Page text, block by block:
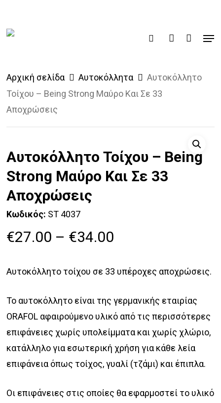
mainProducts
search account
Αρχική σελίδα Αυτοκόλλητα
Αυτοκόλλητο
Τοίχου – Being Strong Μαύρο Και Σε 33
Αποχρώσεις
Αυτοκόλλητο Τοίχου – Being
Strong Μαύρο Και Σε 33
Αποχρώσεις
Κωδικός: ST 4037
€27.00 – €34.00
€27.00
through
€34.00
Αυτοκόλλητο τοίχου σε 33 υπέροχες αποχρώσεις.
Το αυτοκόλλητο είναι της γερμανικής εταιρίας
ORAFOL αφαιρούμενο υλικό από τις περισσότερες
επιφάνειες χωρίς υπολείμματα και χωρίς χλώριο,
κατάλληλο για εσωτερική χρήση για κάθε λεία
επιφάνεια όπως τοίχος, γυαλί (τζάμι) και έπιπλα.
Οι επιφάνειες στις οποίες θα εφαρμοστεί το υλικό